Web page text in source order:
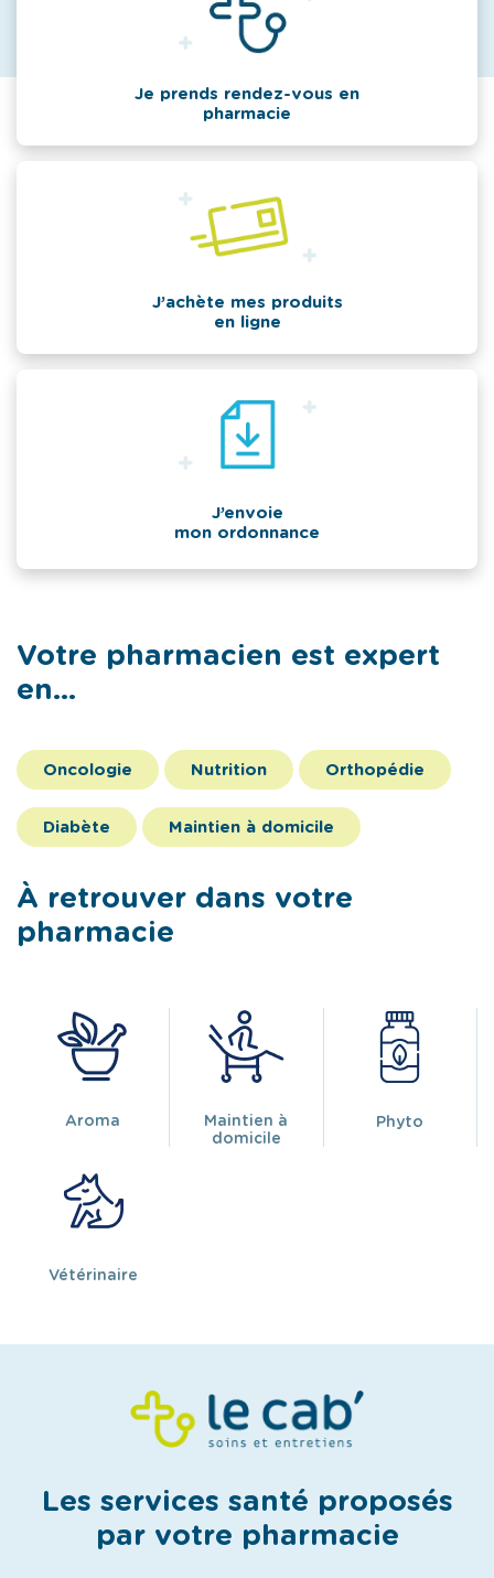
Je prends rendez-vous en
pharmacie
J’achète mes produits
en ligne
J’envoie
mon ordonnance
Votre pharmacien est expert
en...
Oncologie Nutrition Orthopédie
Diabète Maintien à domicile
À retrouver dans votre
pharmacie
Aroma
Maintien à
domicile
Phyto
Vétérinaire
Les services santé proposés
par votre pharmacie